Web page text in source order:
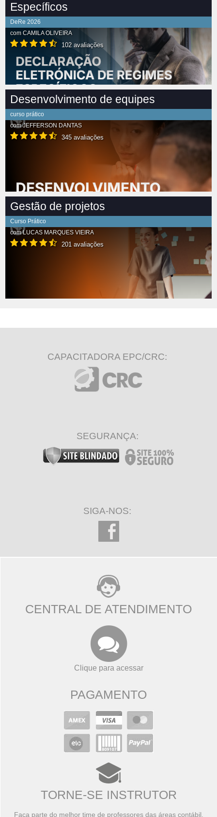
Específicos
DeRe 2026
com CAMILA OLIVEIRA
102 avaliações
Desenvolvimento de equipes
curso prático
comJEFFERSON DANTAS
345 avaliações
Gestão de projetos
Curso Prático
comLUCAS MARQUES VIEIRA
201 avaliações
CAPACITADORA EPC/CRC:
SEGURANÇA:
SIGA-NOS:
CENTRAL DE ATENDIMENTO
Clique para acessar
PAGAMENTO
TORNE-SE INSTRUTOR
Faça parte do melhor time de professores das áreas contábil,